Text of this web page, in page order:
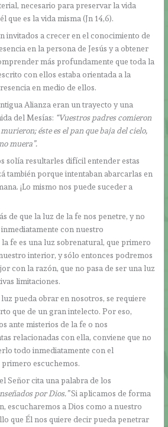
necesario para preservar la vida
que es la vida misma (Jn 14,6).
invitados a crecer en el conocimiento de
en la persona de Jesús y a obtener
más profundamente que toda la
con ellos estaba orientada a la
en medio de ellos.
Alianza eran un trayecto y una
del Mesías: “Vuestros padres comieron
éste es el pan que baja del cielo,
muera”.
solía resultarles difícil entender estas
también porque intentaban abarcarlas en
¡Lo mismo nos puede suceder a
de que la luz de la fe nos penetre, y no
con nuestro
fe es una luz sobrenatural, que primero
interior, y sólo entonces podremos
con la razón, que no pasa de ser una luz
limitaciones.
pueda obrar en nosotros, se requiere
que de un gran intelecto. Por eso,
ante misterios de la fe o nos
relacionadas con ella, conviene que no
todo inmediatamente con el
escuchemos.
Señor cita una palabra de los
por Dios.”Si aplicamos de forma
escucharemos a Dios como a nuestro
que Él nos quiere decir pueda penetrar